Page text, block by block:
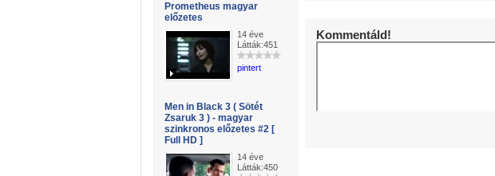
Prometheus magyar
előzetes
14 éve
Látták:451
pintert
Men in Black 3 ( Sötét
Zsaruk 3 ) - magyar
szinkronos előzetes #2 [
Full HD ]
14 éve
Látták:450
Kommentáld!